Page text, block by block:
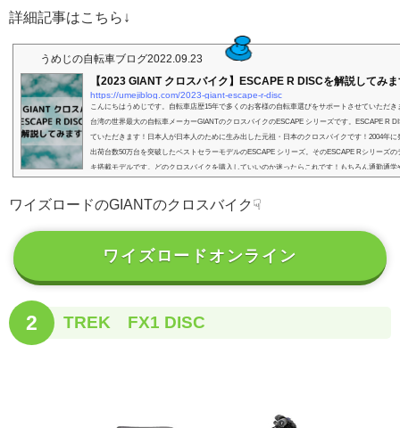
詳細記事はこちら↓
うめじの自転車ブログ2022.09.23
【2023 GIANT クロスバイク】ESCAPE R DISCを解説してみ
https://umejiblog.com/2023-giant-escape-r-disc
こんにちはうめじです。自転車店歴15年で多くのお客様の自転車選びをサポートさせていただき
台湾の世界最大の自転車メーカーGIANTのクロスバイクのESCAPE シリーズです。ESCAPE R
ていただきます！日本人が日本人のために生み出した元祖・日本のクロスバイクです！2004年に
出荷台数50万台を突破したベストセラーモデルのESCAPE シリーズ。そのESCAPE Rシリーズの
キ搭載モデルです。どのクロスバイクを購入していいのか迷ったらこれです！もちろん通勤通
ワイズロードのGIANTのクロスバイク☟
ワイズロードオンライン
2 TREK FX1 DISC